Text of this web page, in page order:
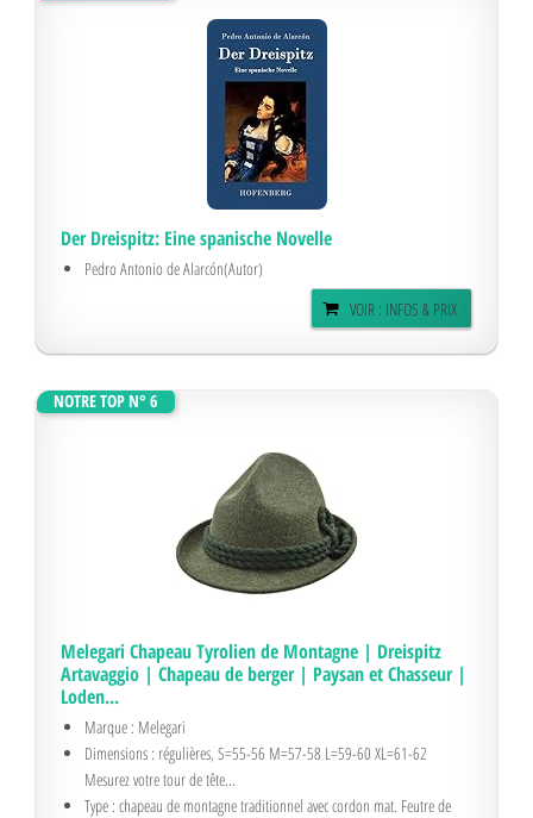
Der Dreispitz: Eine spanische Novelle
Pedro Antonio de Alarcón(Autor)
VOIR : INFOS & PRIX
NOTRE TOP N° 6
Melegari Chapeau Tyrolien de Montagne | Dreispitz
Artavaggio | Chapeau de berger | Paysan et Chasseur |
Loden...
Marque : Melegari
Dimensions : régulières, S=55-56 M=57-58 L=59-60 XL=61-62
Mesurez votre tour de tête...
Type : chapeau de montagne traditionnel avec cordon mat. Feutre de